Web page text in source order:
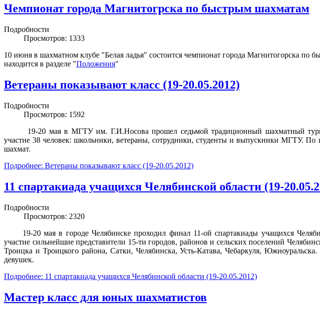
Чемпионат города Магнитогрска по быстрым шахматам
Подробности
Просмотров: 1333
10 июня в шахматном клубе "Белая ладья" состоится чемпионат города Магнитогорска
находится в разделе "Положения"
Ветераны показывают класс (19-20.05.2012)
Подробности
Просмотров: 1592
19-20 мая в МГТУ им. Г.И.Носова прошел седьмой традиционный шахматный
участие 38 человек: школьники, ветераны, сотрудники, студенты и выпускники МГТУ.
шахмат.
Подробнее: Ветераны показывают класс (19-20.05.2012)
11 спартакиада учащихся Челябинской области (19-
Подробности
Просмотров: 2320
19-20 мая в городе Челябинске проходил финал 11-ой спартакиады учащихся
участие сильнейшие представители 15-ти городов, районов и сельских поселений
Троицка и Троицкого района, Сатки, Челябинска, Усть-Катава, Чебаркуля,
девушек.
Подробнее: 11 спартакиада учащихся Челябинской области (19-20.05.2012)
Мастер класс для юных шахматистов